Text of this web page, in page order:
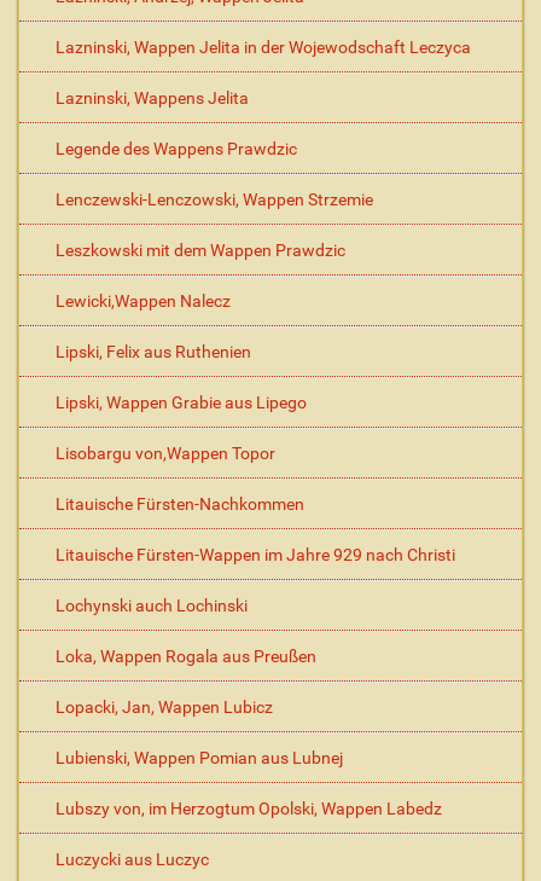
Lazninski, Wappen Jelita in der Wojewodschaft Leczyca
Lazninski, Wappens Jelita
Legende des Wappens Prawdzic
Lenczewski-Lenczowski, Wappen Strzemie
Leszkowski mit dem Wappen Prawdzic
Lewicki,Wappen Nalecz
Lipski, Felix aus Ruthenien
Lipski, Wappen Grabie aus Lipego
Lisobargu von,Wappen Topor
Litauische Fürsten-Nachkommen
Litauische Fürsten-Wappen im Jahre 929 nach Christi
Lochynski auch Lochinski
Loka, Wappen Rogala aus Preußen
Lopacki, Jan, Wappen Lubicz
Lubienski, Wappen Pomian aus Lubnej
Lubszy von, im Herzogtum Opolski, Wappen Labedz
Luczycki aus Luczyc